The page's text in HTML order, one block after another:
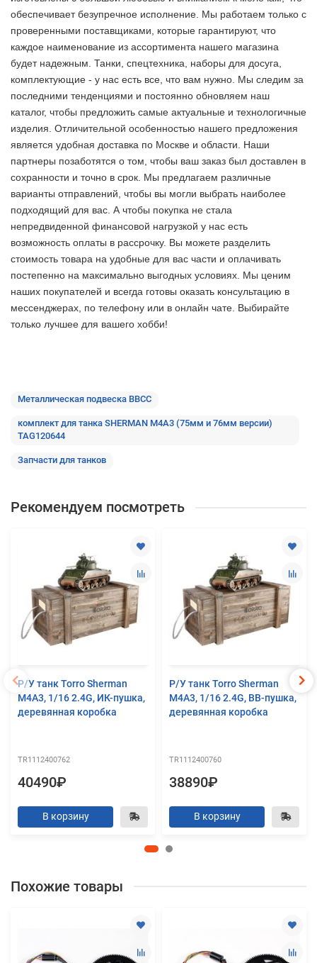
обеспечивает безупречное исполнение. Мы работаем только с
проверенными поставщиками, которые гарантируют, что
каждое наименование из ассортимента нашего магазина
будет надежным. Танки, спецтехника, наборы для досуга,
комплектующие - у нас есть все, что вам нужно. Мы следим за
последними тенденциями и постоянно обновляем наш
каталог, чтобы предложить самые актуальные и технологичные
изделия. Отличительной особенностью нашего предложения
является удобная доставка по Москве и области. Наши
партнеры позаботятся о том, чтобы ваш заказ был доставлен в
сохранности и точно в срок. Мы предлагаем различные
варианты отправлений, чтобы вы могли выбрать наиболее
подходящий для вас. А чтобы покупка не стала
непредвиденной финансовой нагрузкой у нас есть
возможность оплаты в рассрочку. Вы можете разделить
стоимость товара на удобные для вас части и оплачивать
постепенно на максимально выгодных условиях. Мы ценим
наших покупателей и всегда готовы оказать консультацию в
мессенджерах, по телефону или в онлайн чате. Выбирайте
только лучшее для вашего хобби!
Металлическая подвеска ВВСС
комплект для танка SHERMAN M4A3 (75мм и 76мм версии)
TAG120644
Запчасти для танков
Рекомендуем посмотреть
Р/У танк Torro Sherman
M4A3, 1/16 2.4G, ИК-пушка,
деревянная коробка
TR1112400762
40490₽
В корзину
Р/У танк Torro Sherman
M4A3, 1/16 2.4G, ВВ-пушка,
деревянная коробка
TR1112400760
38890₽
В корзину
Похожие товары